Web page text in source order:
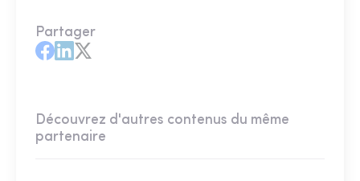
Partager
Découvrez d'autres contenus du même
partenaire